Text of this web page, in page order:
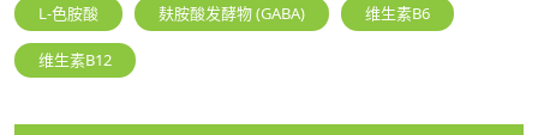
L-色胺酸 麸胺酸发酵物 (GABA) 维生素B6
维生素B12